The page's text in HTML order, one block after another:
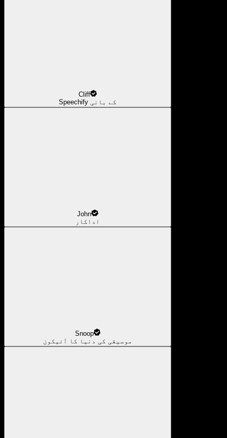
Cliff
Speechify کے بانی
John
اداکار
Snoop
موسیقی کی دنیا کا آئیکون